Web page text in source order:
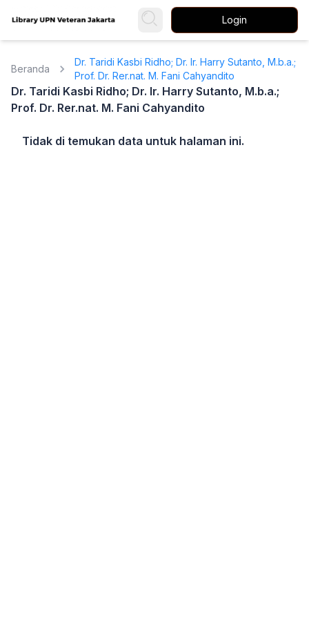
Login
Beranda
Dr. Taridi Kasbi Ridho; Dr. Ir. Harry Sutanto, M.b.a.;
Prof. Dr. Rer.nat. M. Fani Cahyandito
Dr. Taridi Kasbi Ridho; Dr. Ir. Harry Sutanto, M.b.a.;
Prof. Dr. Rer.nat. M. Fani Cahyandito
Tidak di temukan data untuk halaman ini.